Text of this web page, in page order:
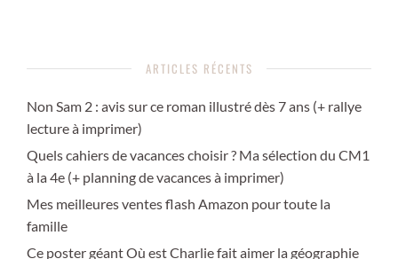
ARTICLES RÉCENTS
Non Sam 2 : avis sur ce roman illustré dès 7 ans (+ rallye
lecture à imprimer)
Quels cahiers de vacances choisir ? Ma sélection du CM1
à la 4e (+ planning de vacances à imprimer)
Mes meilleures ventes flash Amazon pour toute la
famille
Ce poster géant Où est Charlie fait aimer la géographie